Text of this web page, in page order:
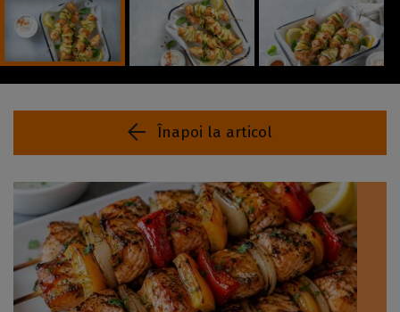
Înapoi la articol